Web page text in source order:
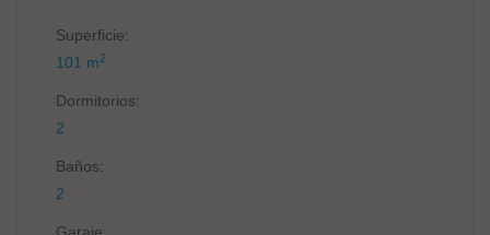
Superficie:
101 m2
Dormitorios:
2
Baños:
2